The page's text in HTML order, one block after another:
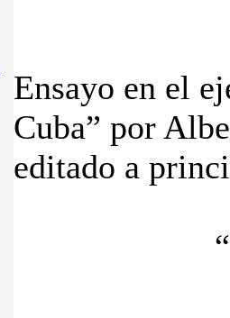
Ensayo en el
Cuba” por
editado a